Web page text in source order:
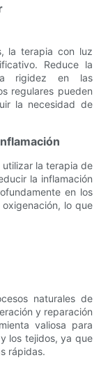
la terapia con luz
Reduce la
rigidez en las
regulares pueden
la necesidad de
la terapia de
la inflamación
en los
lo que
naturales de
y reparación
valiosa para
los tejidos, ya que
rápidas.